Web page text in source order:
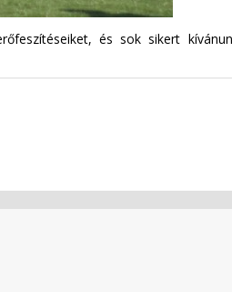
és sok sikert